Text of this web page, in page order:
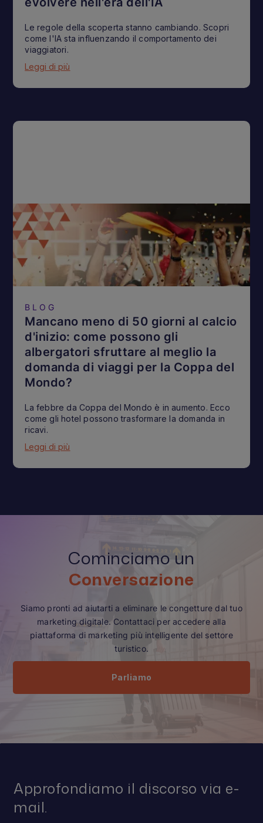
Le regole della scoperta stanno cambiando. Scopri
come l'IA sta influenzando il comportamento dei
viaggiatori.
Leggi di più
BLOG
Mancano meno di 50 giorni al calcio
d'inizio: come possono gli
albergatori sfruttare al meglio la
domanda di viaggi per la Coppa del
Mondo?
La febbre da Coppa del Mondo è in aumento. Ecco
come gli hotel possono trasformare la domanda in
ricavi.
Leggi di più
Cominciamo un
Conversazione
Siamo pronti ad aiutarti a eliminare le congetture dal tuo
marketing digitale. Contattaci per accedere alla
piattaforma di marketing più intelligente del settore
turistico.
Parliamo
Approfondiamo il discorso via e-
mail.